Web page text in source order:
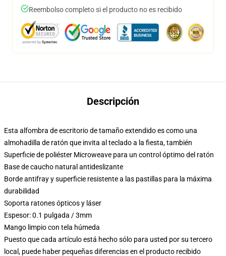
Reembolso completo si el producto no es recibido
Descripción
Esta alfombra de escritorio de tamaño extendido es como una
almohadilla de ratón que invita al teclado a la fiesta, también
Superficie de poliéster Microweave para un control óptimo del ratón
Base de caucho natural antideslizante
Borde antifray y superficie resistente a las pastillas para la máxima
durabilidad
Soporta ratones ópticos y láser
Espesor: 0.1 pulgada / 3mm
Mango limpio con tela húmeda
Puesto que cada artículo está hecho sólo para usted por su tercero
local, puede haber pequeñas diferencias en el producto recibido